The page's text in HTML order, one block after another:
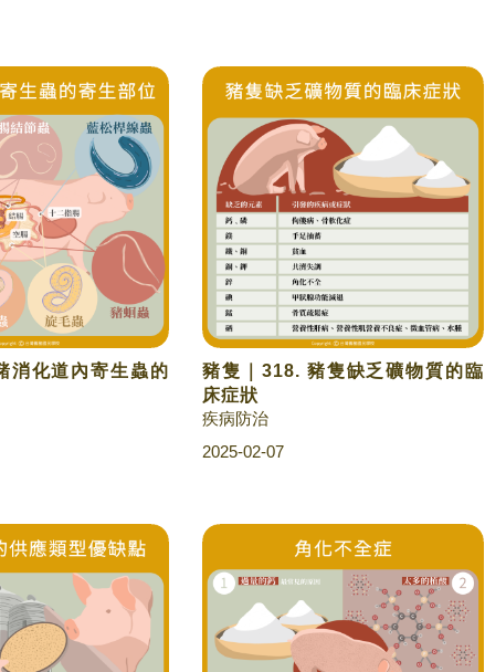
消化道內寄生蟲的
豬隻｜318. 豬隻缺乏礦物質的臨
床症狀
疾病防治
2025-02-07